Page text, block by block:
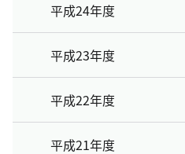
平成24年度
平成23年度
平成22年度
平成21年度